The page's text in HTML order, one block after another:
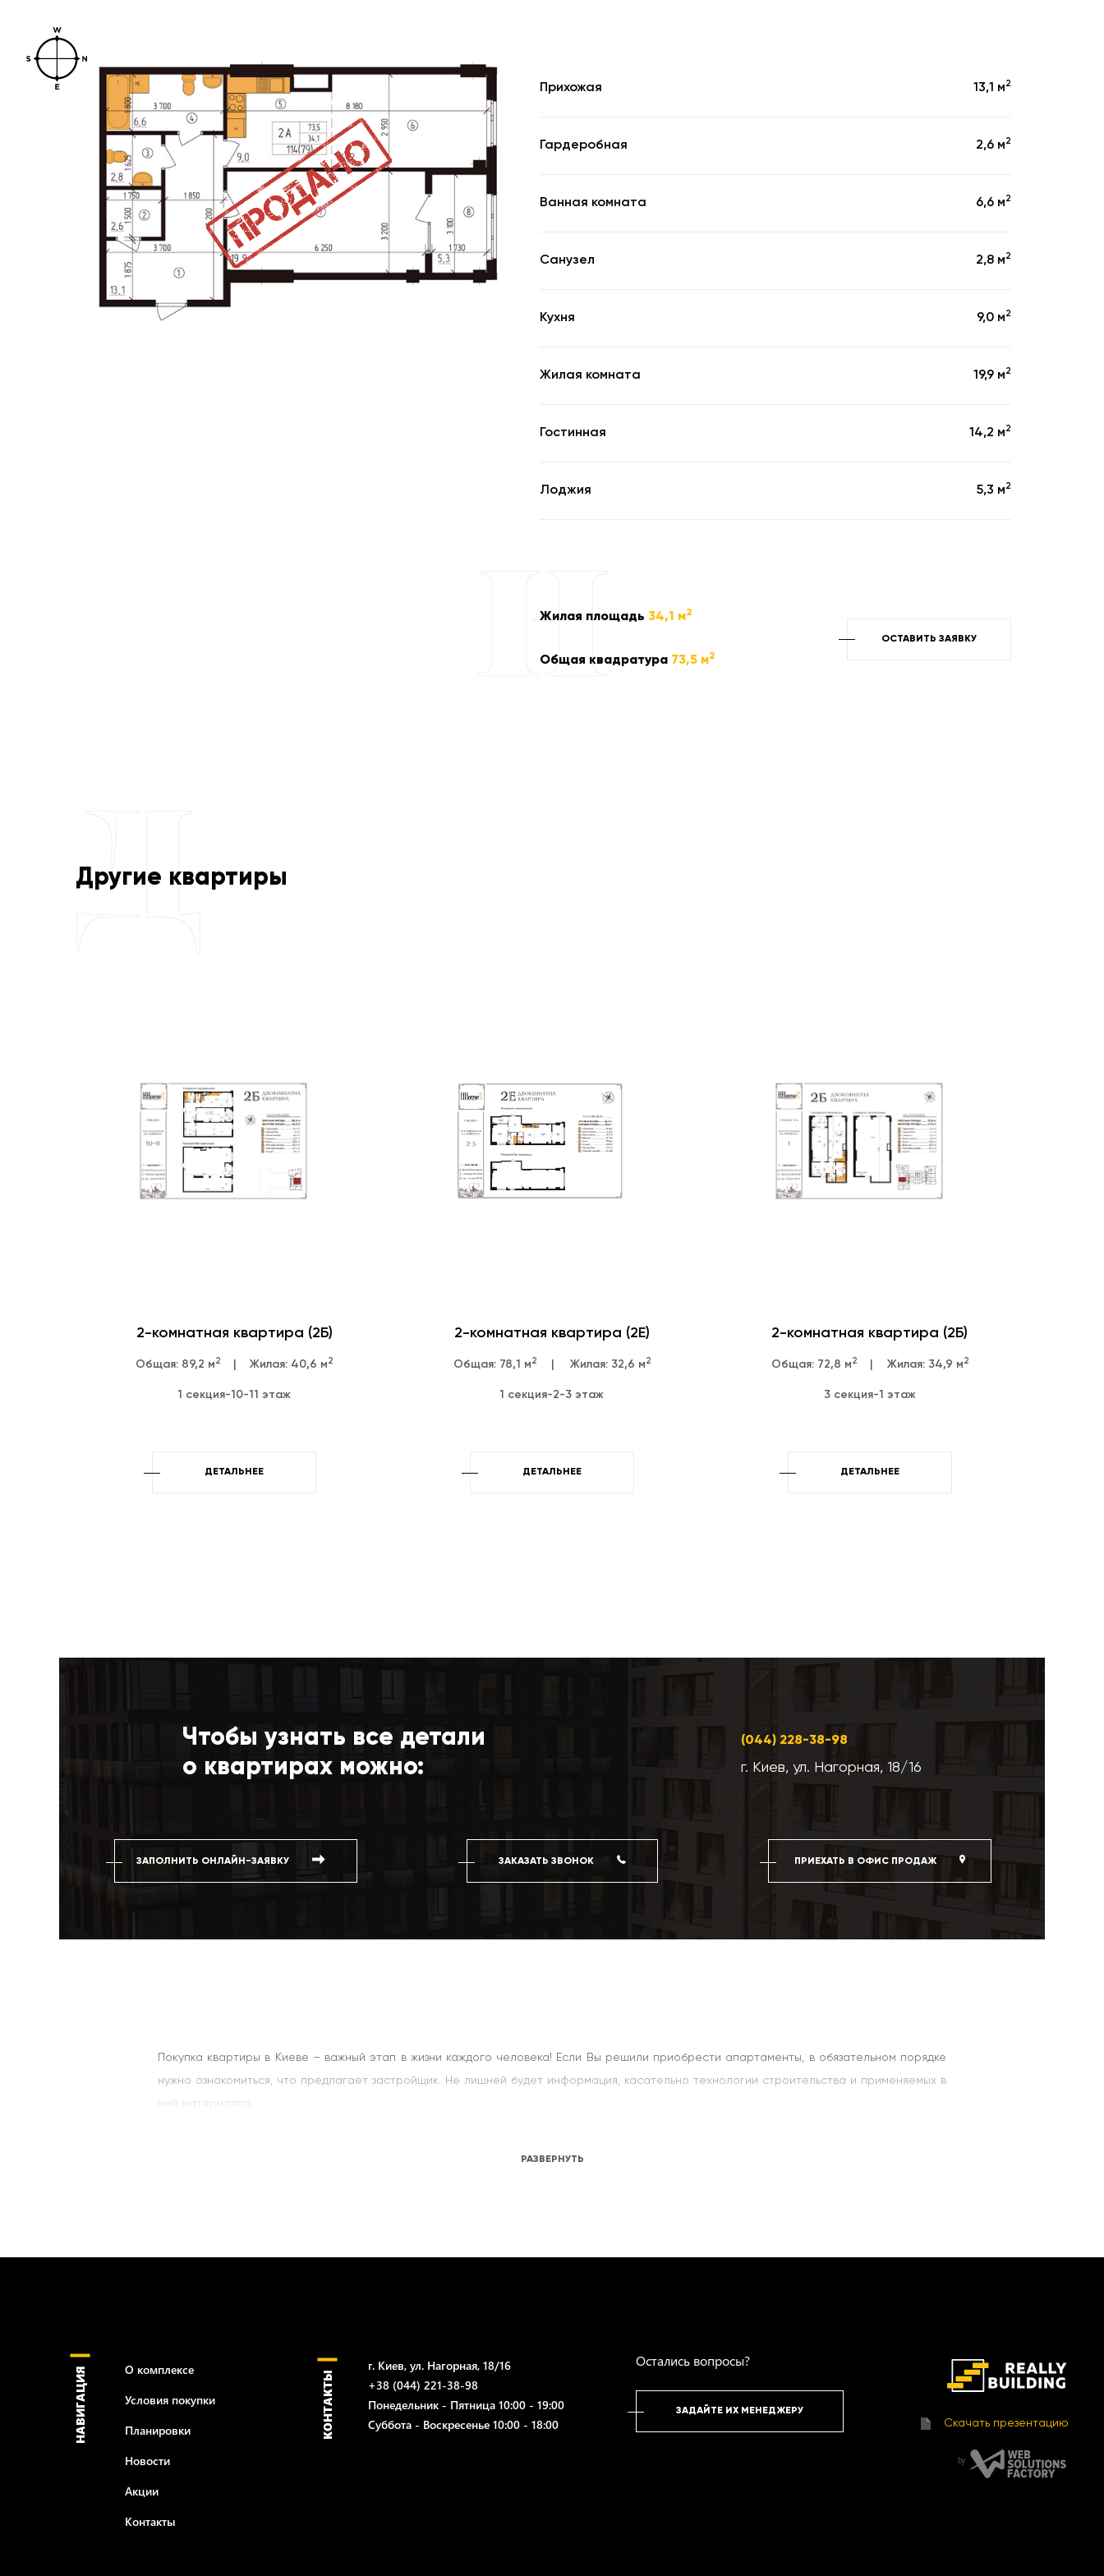
Прихожая 13,1 м2
Гардеробная 2,6 м2
Ванная комната 6,6 м2
Санузел 2,8 м2
Кухня 9,0 м2
Жилая комната 19,9 м2
Гостинная 14,2 м2
Лоджия 5,3 м2
Жилая площадь 34,1 м2
Общая квадратура 73,5 м2
ОСТАВИТЬ ЗАЯВКУ
Другие квартиры
2-комнатная квартира (2Б)
Общая: 89,2 м 2 Жилая: 40,6 м 2
1 секция-10-11 этаж
ДЕТАЛЬНЕЕ
2-комнатная квартира (2Е)
Общая: 78,1 м 2 Жилая: 32,6 м 2
1 секция-2-3 этаж
ДЕТАЛЬНЕЕ
2-комнатная квартира (2Б)
Общая: 72,8 м 2 Жилая: 34,9 м 2
3 секция-1 этаж
ДЕТАЛЬНЕЕ
Чтобы узнать все детали
о квартирах можно:
(044) 228-38-98
г. Киев, ул. Нагорная, 18/16
ЗАПОЛНИТЬ ОНЛАЙН-ЗАЯВКУ ЗАКАЗАТЬ ЗВОНОК ПРИЕХАТЬ В ОФИС ПРОДАЖ
Покупка квартиры в Киеве – важный этап в жизни каждого человека! Если Вы решили приобрести апартаменты, в обязательном порядке
нужно ознакомиться, что предлагает застройщик. Не лишней будет информация, касательно технологии строительства и применяемых в
ней материалов.
РАЗВЕРНУТЬ
НАВИГАЦИЯ
О комплексе
Условия покупки
Планировки
Новости
Акции
Контакты
КОНТАКТЫ
г. Киев, ул. Нагорная, 18/16
+38 (044) 221-38-98
Понедельник - Пятница 10:00 - 19:00
Суббота - Воскресенье 10:00 - 18:00
Остались вопросы?
ЗАДАЙТЕ ИХ МЕНЕДЖЕРУ
Скачать презентацию